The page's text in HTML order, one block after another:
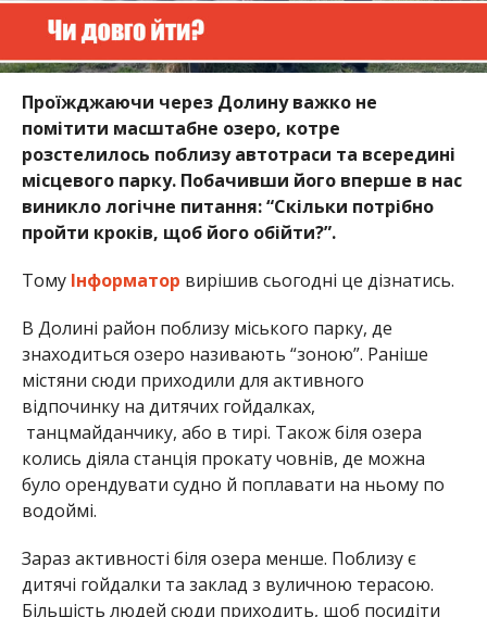
Проїжджаючи через Долину важко не
помітити масштабне озеро, котре
розстелилось поблизу автотраси та всередині
місцевого парку. Побачивши його вперше в нас
виникло логічне питання: “Скільки потрібно
пройти кроків, щоб його обійти?”.
Тому Інформатор вирішив сьогодні це дізнатись.
В Долині район поблизу міського парку, де
знаходиться озеро називають “зоною”. Раніше
містяни сюди приходили для активного
відпочинку на дитячих гойдалках,
танцмайданчику, або в тирі. Також біля озера
колись діяла станція прокату човнів, де можна
було орендувати судно й поплавати на ньому по
водоймі.
Зараз активності біля озера менше. Поблизу є
дитячі гойдалки та заклад з вуличною терасою.
Більшість людей сюди приходить, щоб посидіти